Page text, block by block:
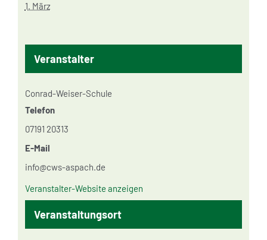
1. März
Veranstaltungsort
Veranstalter
Conrad-Weiser-Schule
Telefon
07191 20313
E-Mail
info@cws-aspach.de
Veranstalter-Website anzeigen